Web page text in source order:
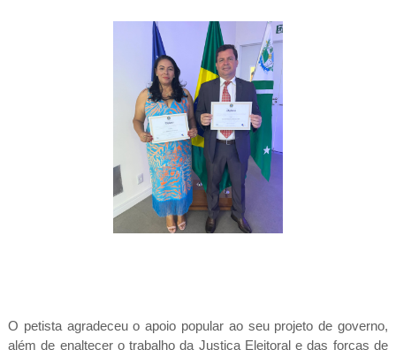
O petista agradeceu o apoio popular ao seu projeto de governo,
além de enaltecer o trabalho da Justiça Eleitoral e das forças de